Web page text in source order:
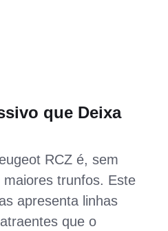
que Deixa
RCZ é, sem
trunfos. Este
apresenta linhas
que o